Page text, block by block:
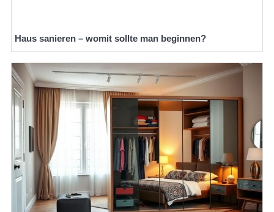
Haus sanieren – womit sollte man beginnen?